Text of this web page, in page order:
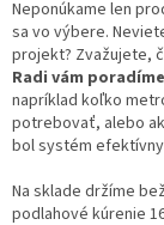
Neponúkame len
sa vo výbere.
projekt? Zvažujete,
Radi vám
napríklad koľko
potrebovať, alebo
bol systém
Na sklade držíme
podlahové kúrenie